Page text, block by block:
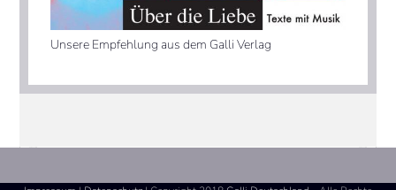
Unsere Empfehlung aus dem Galli Verlag